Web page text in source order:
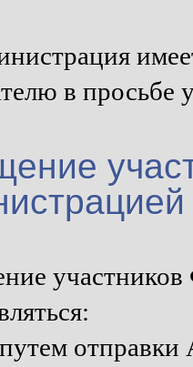
в просьбе
отправки